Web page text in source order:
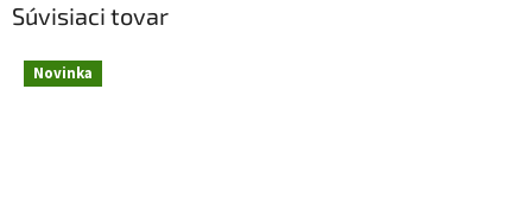
Súvisiaci tovar
Novinka